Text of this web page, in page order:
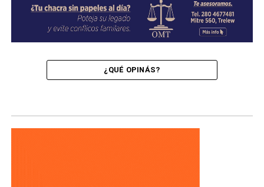
¿QUÉ OPINÁS?